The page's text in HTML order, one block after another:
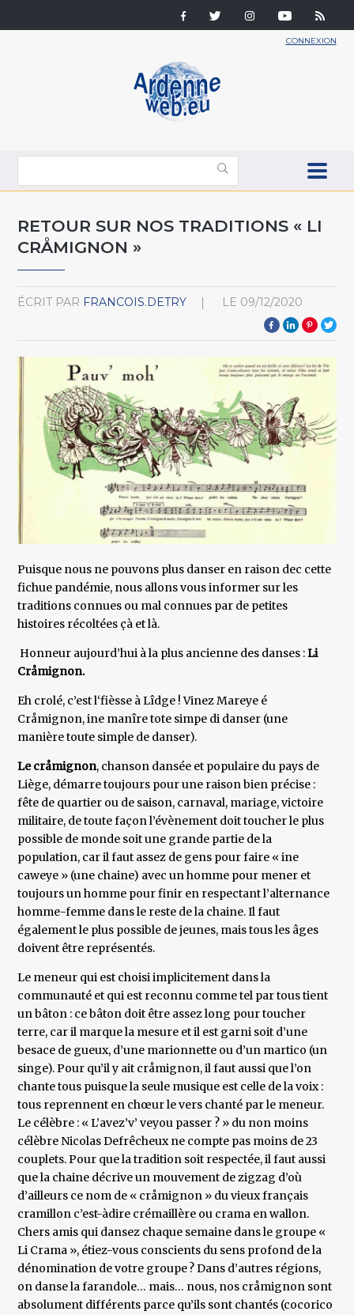
CONNEXION
RETOUR SUR NOS TRADITIONS « LI
CRÅMIGNON »
ÉCRIT PAR FRANCOIS.DETRY LE 09/12/2020
Puisque nous ne pouvons plus danser en raison dec cette
fichue pandémie, nous allons vous informer sur les
traditions connues ou mal connues par de petites
histoires récoltées çà et là.
Honneur aujourd’hui à la plus ancienne des danses :Li
Cråmignon.
Eh crolé, c’est l‘fièsse à Lîdge ! Vinez Mareye é
Cråmignon, ine manîre tote simpe di danser (une
manière toute simple de danser).
Le cråmignon, chanson dansée et populaire du pays de
Liège, démarre toujours pour une raison bien précise :
fête de quartier ou de saison, carnaval, mariage, victoire
militaire, de toute façon l’évènement doit toucher le plus
possible de monde soit une grande partie de la
population, car il faut assez de gens pour faire « ine
caweye » (une chaine) avec un homme pour mener et
toujours un homme pour finir en respectant l’alternance
homme-femme dans le reste de la chaine. Il faut
également le plus possible de jeunes, mais tous les âges
doivent être représentés.
Le meneur qui est choisi implicitement dans la
communauté et qui est reconnu comme tel par tous tient
un bâton : ce bâton doit être assez long pour toucher
terre, car il marque la mesure et il est garni soit d’une
besace de gueux, d’une marionnette ou d’un martico (un
singe). Pour qu’il y ait cråmignon, il faut aussi que l’on
chante tous puisque la seule musique est celle de la voix :
tous reprennent en chœur le vers chanté par le meneur.
Le célèbre : « L’avez’v’ veyou passer ? » du non moins
célèbre Nicolas Defrêcheux ne compte pas moins de 23
couplets. Pour que la tradition soit respectée, il faut aussi
que la chaine décrive un mouvement de zigzag d’où
d’ailleurs ce nom de « cråmignon » du vieux français
cramillon c’est-àdire crémaillère ou crama en wallon.
Chers amis qui dansez chaque semaine dans le groupe «
Li Crama », étiez-vous conscients du sens profond de la
dénomination de votre groupe ? Dans d’autres régions,
on danse la farandole… mais… nous, nos cråmignon sont
absolument différents parce qu’ils sont chantés (cocorico